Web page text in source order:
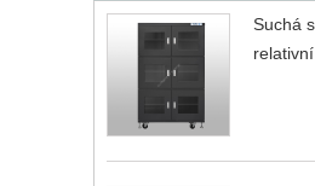
Suchá